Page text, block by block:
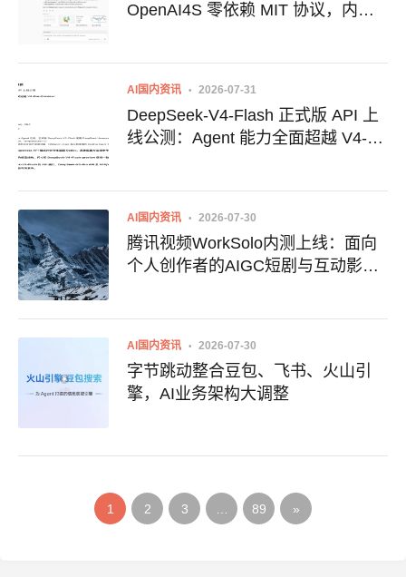
OpenAI4S 零依赖 MIT 协议，内置
AI国内资讯 2026-07-31
DeepSeek-V4-Flash 正式版 API 上
线公测：Agent 能力全面超越 V4-
AI国内资讯 2026-07-30
腾讯视频WorkSolo内测上线：面向
个人创作者的AIGC短剧与互动影视
AI国内资讯 2026-07-30
字节跳动整合豆包、飞书、火山引
擎，AI业务架构大调整
1 2 3 89 »